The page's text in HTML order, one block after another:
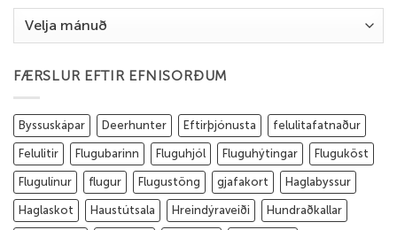
Eldri
færslur
FÆRSLUR EFTIR EFNISORÐUM
Byssuskápar Deerhunter Eftirþjónusta felulitafatnaður
Felulitir Flugubarinn Fluguhjól Fluguhýtingar Fluguköst
Flugulínur flugur Flugustöng gjafakort Haglabyssur
Haglaskot Haustútsala Hreindýraveiði Hundraðkallar